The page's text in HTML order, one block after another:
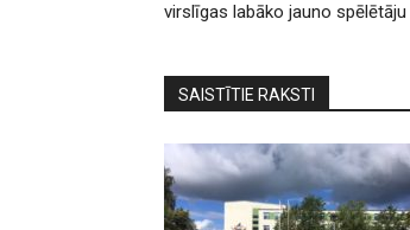
virslīgas labāko jauno spēlētāju
SAISTĪTIE RAKSTI